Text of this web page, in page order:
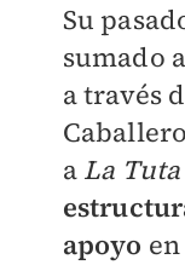
Su
sumado
a través
aLa Tuta
apoyo